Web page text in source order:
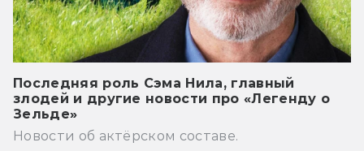
Последняя роль Сэма Нила, главный
злодей и другие новости про «Легенду о
Зельде»
Новости об актёрском составе.